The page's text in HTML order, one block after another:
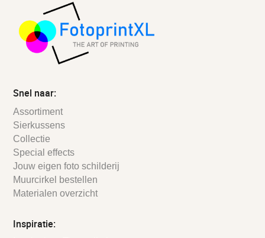
Snel naar:
Assortiment
Sierkussens
Collectie
Special effects
Jouw eigen foto schilderij
Muurcirkel bestellen
Materialen overzicht
Inspiratie: